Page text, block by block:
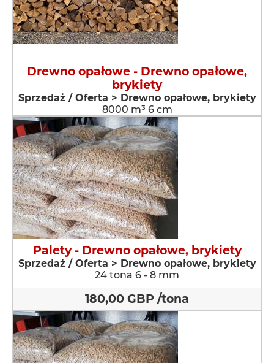
Drewno opałowe - Drewno opałowe,
brykiety
Sprzedaż / Oferta > Drewno opałowe, brykiety
8000 m³ 6 cm
Palety - Drewno opałowe, brykiety
Sprzedaż / Oferta > Drewno opałowe, brykiety
24 tona 6 - 8 mm
180,00 GBP /tona